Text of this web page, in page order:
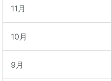
11月
10月
9月